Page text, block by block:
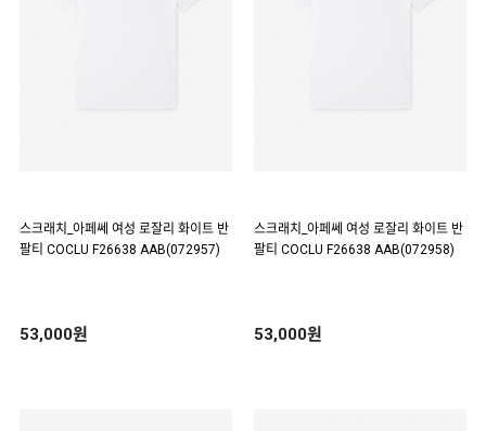
스크래치_아페쎄 여성 로잘리 화이트 반
팔티 COCLU F26638 AAB(072957)
53,000원
스크래치_아페쎄 여성 로잘리 화이트 반
팔티 COCLU F26638 AAB(072958)
53,000원